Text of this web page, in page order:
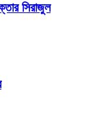
সিরাজুল